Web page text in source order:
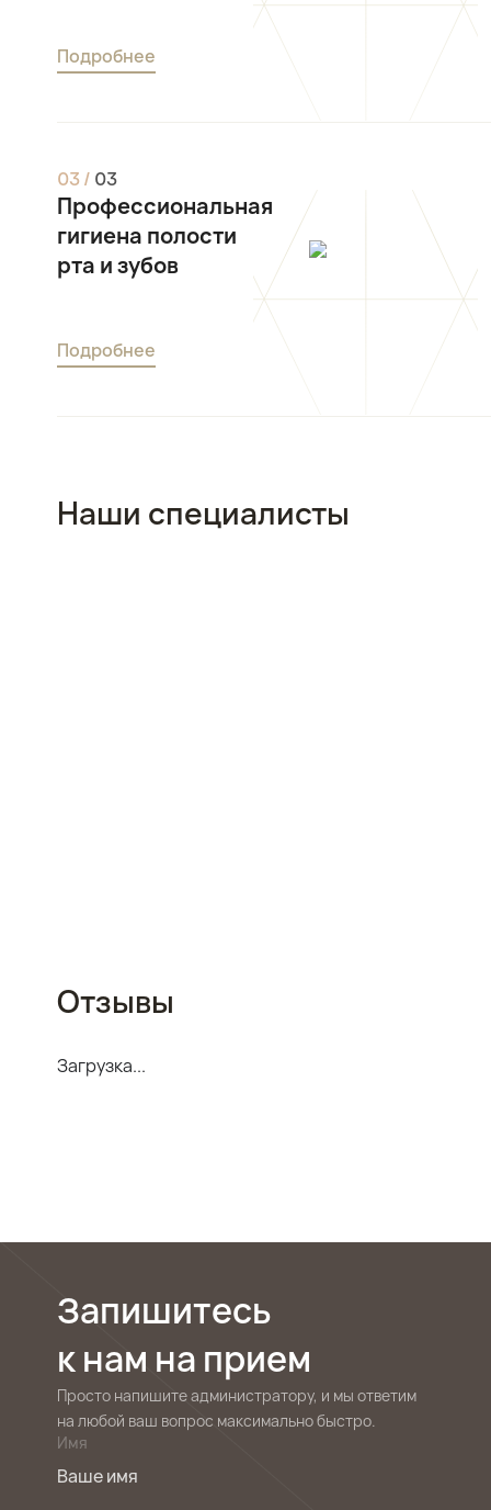
Подробнее
03/ 03
Профессиональная
гигиена полости
рта и зубов
Подробнее
Наши специалисты
Отзывы
Загрузка...
Запишитесь
к нам на прием
Просто напишите администратору, и мы ответим
на любой ваш вопрос максимально быстро.
Имя